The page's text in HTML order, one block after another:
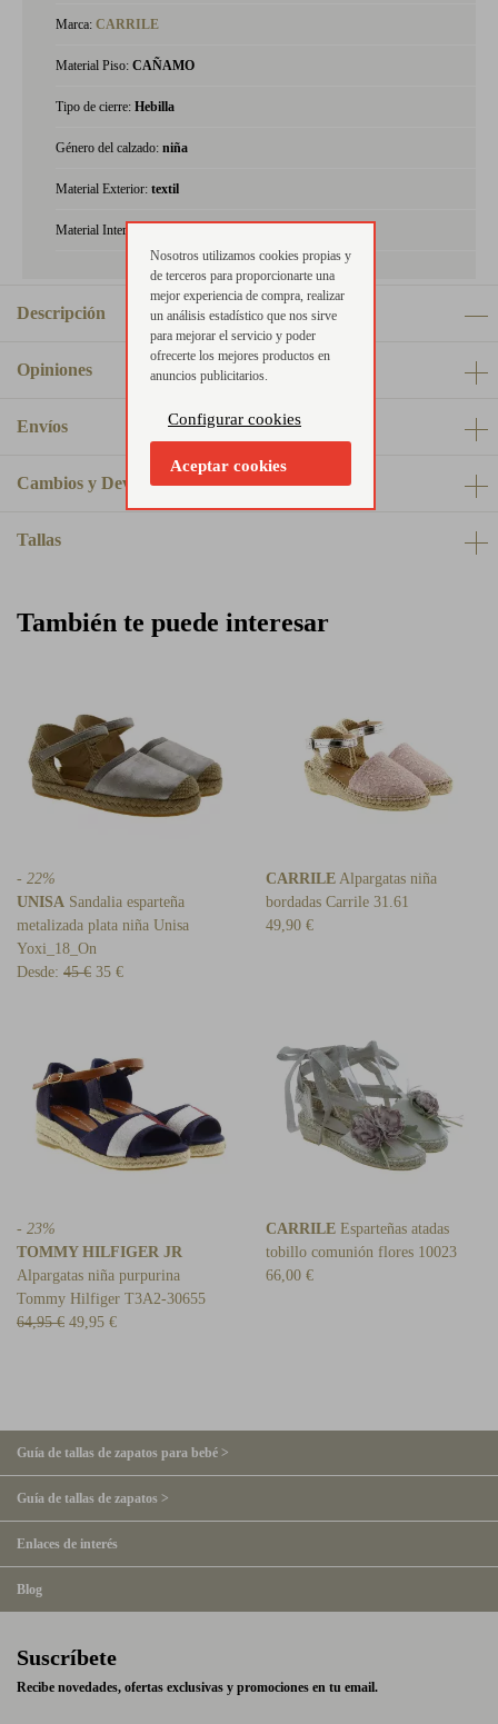
Marca: CARRILE
Material Piso: CAÑAMO
Tipo de cierre: Hebilla
Género del calzado: niña
Material Exterior: textil
Material Interior:
Descripción
Opiniones
Envíos
Cambios y Devoluciones
Tallas
También te puede interesar
- 22%
UNISA Sandalia esparteña
metalizada plata niña Unisa
Yoxi_18_On
Desde: 45 € 35 €
CARRILE Alpargatas niña
bordadas Carrile 31.61
49,90 €
- 23%
TOMMY HILFIGER JR
Alpargatas niña purpurina
Tommy Hilfiger T3A2-30655
64,95 € 49,95 €
CARRILE Esparteñas atadas
tobillo comunión flores 10023
66,00 €
Guía de tallas de zapatos para bebé >
Guía de tallas de zapatos >
Enlaces de interés
Blog
Suscríbete
Recibe novedades, ofertas exclusivas y promociones en tu email.
Nosotros utilizamos cookies propias y
de terceros para proporcionarte una
mejor experiencia de compra, realizar
un análisis estadístico que nos sirve
para mejorar el servicio y poder
ofrecerte los mejores productos en
anuncios publicitarios.
Configurar cookies
Aceptar cookies